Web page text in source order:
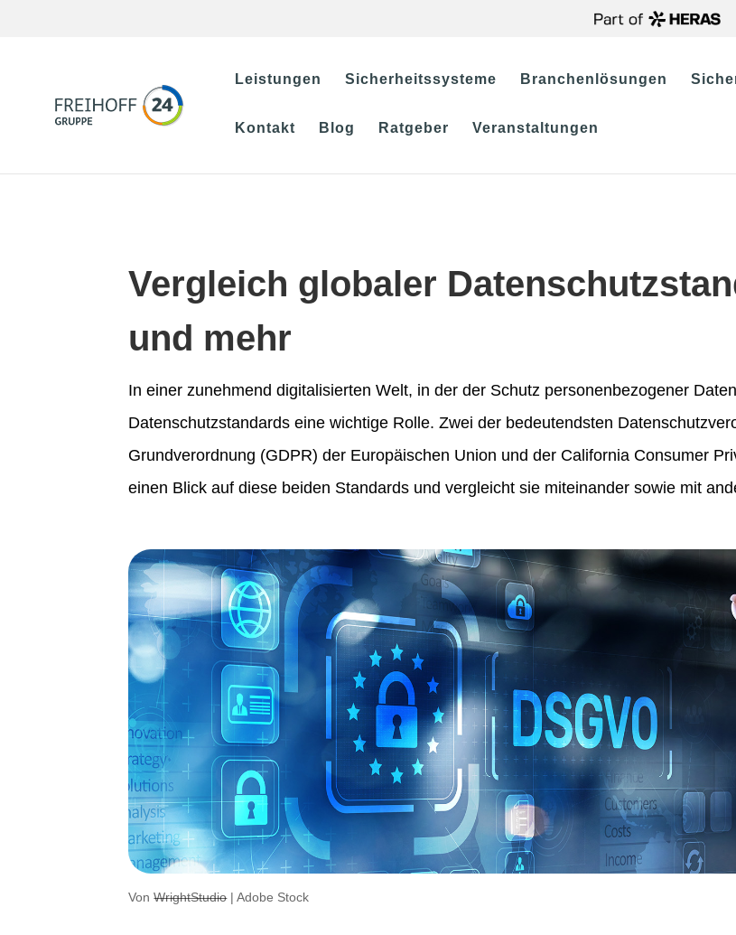
Leistungen Sicherheitssysteme Branchenlösungen
Kontakt Blog Ratgeber Veranstaltungen
Vergleich globaler
und mehr
In einer zunehmend digitalisierten Welt, in der der Schutz personenbezogener
Datenschutzstandards eine wichtige Rolle. Zwei der bedeutendsten
Grundverordnung (GDPR) der Europäischen Union und der California Consumer
einen Blick auf diese beiden Standards und vergleicht sie miteinander sowie mit
Von WrightStudio| Adobe Stock